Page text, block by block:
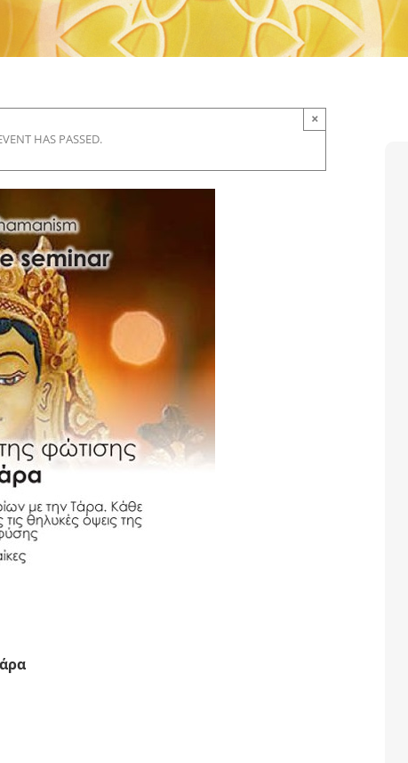
HAS PASSED.
×